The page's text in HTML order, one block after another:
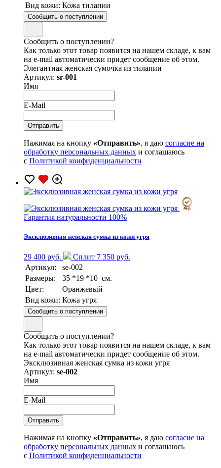
Вид кожи: Кожа тилапии
Сообщить о поступлении
Сообщить о поступлении?
Как только этот товар появится на нашем складе, к вам
на e-mail автоматически придет сообщение об этом.
Элегантная женская сумочка из тилапии
Артикул: sr-001
Имя
E-Mail
Нажимая на кнопку «Отправить», я даю согласие на
обработку персональных данных и соглашаюсь
с Политикой конфиденциальности
Гарантия натуральности 100%
Эксклюзивная женская сумка из кожи угря
29 400 руб.
Сплит 7 350 руб.
Артикул:
se-002
Размеры:
35 *19 *10 см.
Цвет:
Оранжевый
Вид кожи: Кожа угря
Сообщить о поступлении
Сообщить о поступлении?
Как только этот товар появится на нашем складе, к вам
на e-mail автоматически придет сообщение об этом.
Эксклюзивная женская сумка из кожи угря
Артикул: se-002
Имя
E-Mail
Нажимая на кнопку «Отправить», я даю согласие на
обработку персональных данных и соглашаюсь
с Политикой конфиденциальности